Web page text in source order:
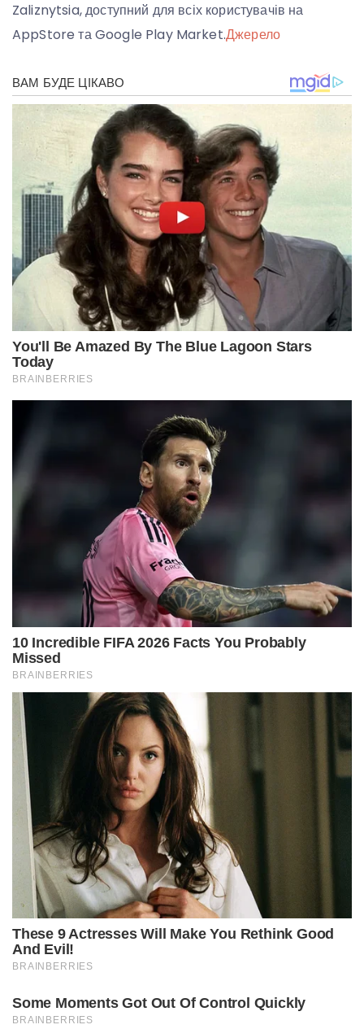
Zaliznytsia, доступний для всіх користувачів на
AppStore та Google Play Market.Джерело